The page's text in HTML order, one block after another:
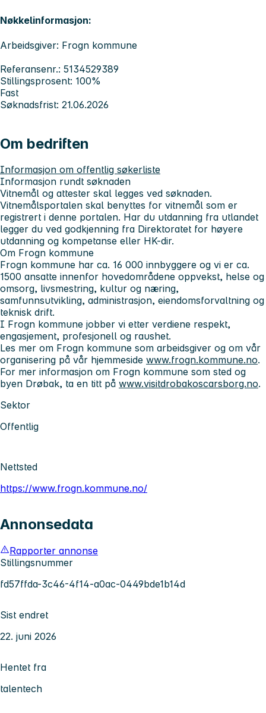
Nøkkelinformasjon:
Arbeidsgiver: Frogn kommune
Referansenr.: 5134529389
Stillingsprosent: 100%
Fast
Søknadsfrist: 21.06.2026
Om bedriften
Informasjon om offentlig søkerliste
Informasjon rundt søknaden
Vitnemål og attester skal legges ved søknaden.
Vitnemålsportalen skal benyttes for vitnemål som er
registrert i denne portalen. Har du utdanning fra utlandet
legger du ved godkjenning fra Direktoratet for høyere
utdanning og kompetanse eller HK-dir.
Om Frogn kommune
Frogn kommune har ca. 16 000 innbyggere og vi er ca.
1500 ansatte innenfor hovedområdene oppvekst, helse og
omsorg, livsmestring, kultur og næring,
samfunnsutvikling, administrasjon, eiendomsforvaltning og
teknisk drift.
I Frogn kommune jobber vi etter verdiene respekt,
engasjement, profesjonell og raushet.
Les mer om Frogn kommune som arbeidsgiver og om vår
organisering på vår hjemmeside www.frogn.kommune.no.
For mer informasjon om Frogn kommune som sted og
byen Drøbak, ta en titt på www.visitdrobakoscarsborg.no.
Sektor
Offentlig
Nettsted
https://www.frogn.kommune.no/
Annonsedata
Rapporter annonse
Stillingsnummer
fd57ffda-3c46-4f14-a0ac-0449bde1b14d
Sist endret
22. juni 2026
Hentet fra
talentech